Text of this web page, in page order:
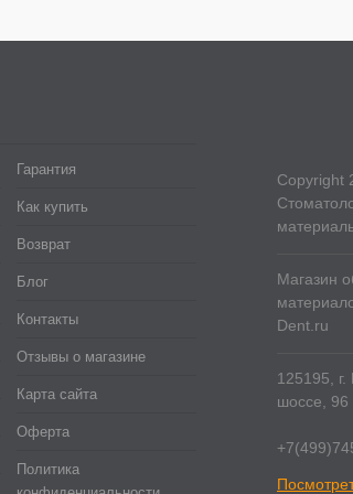
Гарантия
Как купить
Возврат
Блог
Контакты
Отзывы о магазине
Карта сайта
Оферта
Политика
Copyright
Магазин
Dent.ru
125195,
шоссе, 96